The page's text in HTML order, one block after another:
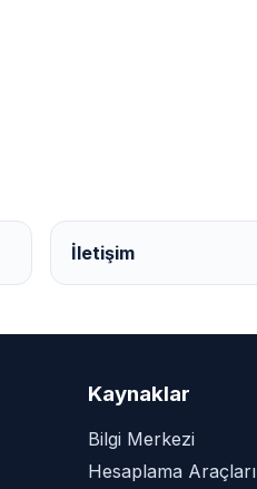
İletişim
Kaynaklar
Bilgi Merkezi
Hesaplama Araçları